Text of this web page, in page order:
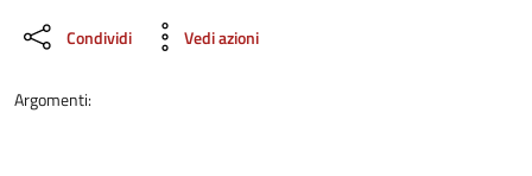
Condividi Vedi azioni
Argomenti: